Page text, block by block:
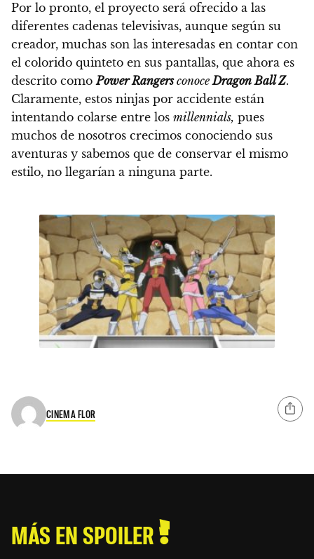
Por lo pronto, el proyecto será ofrecido a las
diferentes cadenas televisivas, aunque según su
creador, muchas son las interesadas en contar con
el colorido quinteto en sus pantallas, que ahora es
descrito comoPower RangersconoceDragon Ball Z.
Claramente, estos ninjas por accidente están
intentando colarse entre los millennials, pues
muchos de nosotros crecimos conociendo sus
aventuras y sabemos que de conservar el mismo
estilo, no llegarían a ninguna parte.
CINEMA FLOR
MÁS EN SPOILER